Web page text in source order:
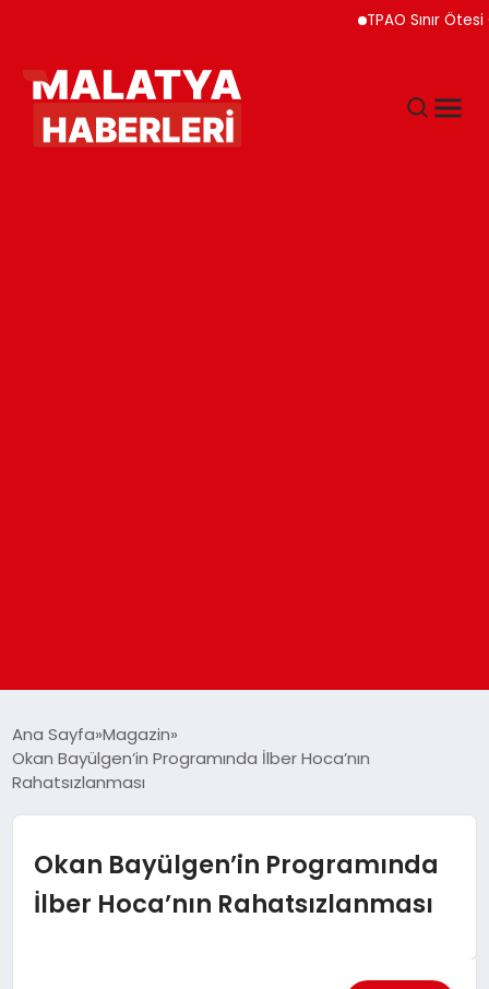
TPAO Sınır Ötesi
GÜNDEM
DÜNYA
EĞITIM
Ana Sayfa Magazin
Okan Bayülgen’in Programında İlber Hoca’nın
Rahatsızlanması
Okan Bayülgen’in Programında
İlber Hoca’nın Rahatsızlanması